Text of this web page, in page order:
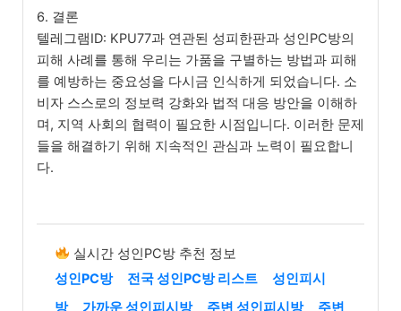
6. 결론
텔레그램ID: KPU77과 연관된 성피한판과 성인PC방의
피해 사례를 통해 우리는 가품을 구별하는 방법과 피해
를 예방하는 중요성을 다시금 인식하게 되었습니다. 소
비자 스스로의 정보력 강화와 법적 대응 방안을 이해하
며, 지역 사회의 협력이 필요한 시점입니다. 이러한 문제
들을 해결하기 위해 지속적인 관심과 노력이 필요합니
다.
실시간 성인PC방 추천 정보
성인PC방
전국 성인PC방 리스트
성인피시
방
가까운 성인피시방 주변 성인피시방
주변